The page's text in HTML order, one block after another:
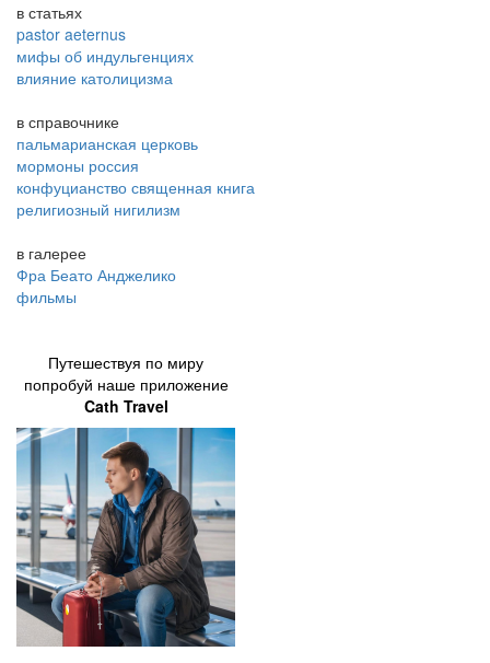
в статьях
pastor aeternus
мифы об индульгенциях
влияние католицизма
в справочнике
пальмарианская церковь
мормоны россия
конфуцианство священная книга
религиозный нигилизм
в галерее
Фра Беато Анджелико
фильмы
Путешествуя по миру
попробуй наше приложение
Cath Travel